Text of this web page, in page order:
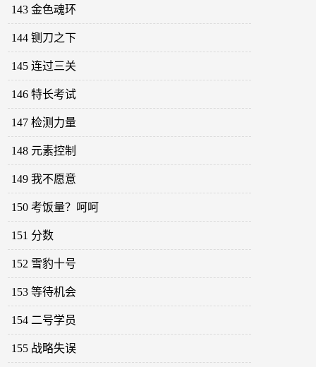
143 金色魂环
144 铡刀之下
145 连过三关
146 特长考试
147 检测力量
148 元素控制
149 我不愿意
150 考饭量？呵呵
151 分数
152 雪豹十号
153 等待机会
154 二号学员
155 战略失误